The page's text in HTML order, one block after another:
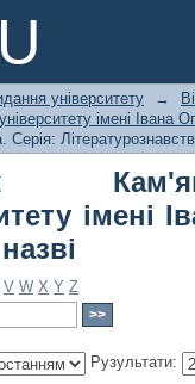
університету →
імені Івана
Серія:
імені
V W X Y Z
Рузультати: